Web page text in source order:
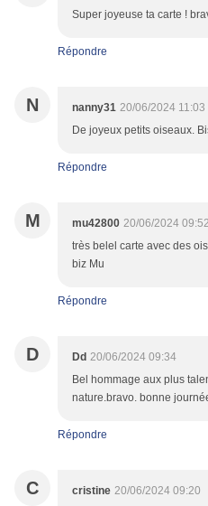
Super joyeuse ta carte !
Répondre
N nanny31 20/06/2024 11:03
De joyeux petits oiseaux.
Répondre
M mu42800 20/06/2024 09:52
très belel carte avec des
biz Mu
Répondre
D Dd 20/06/2024 09:34
Bel hommage aux plus
nature.bravo. bonne
Répondre
C cristine 20/06/2024 09:20